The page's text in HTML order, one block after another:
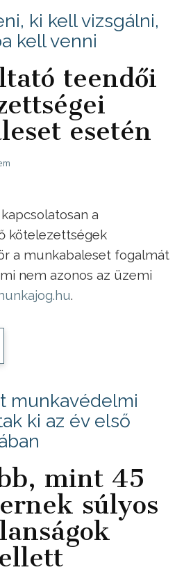
ki kell vizsgálni,
kell venni
teendői
esetén
a
kötelezettségek
a munkabaleset fogalmát
nem azonos az üzemi
.
munkavédelmi
ki az év első
mint 45
súlyos